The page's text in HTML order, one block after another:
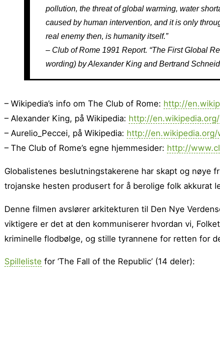
pollution, the threat of global warming, water
caused by human intervention, and it is only
real enemy then, is humanity itself.”
– Club of Rome 1991 Report. “The First Global
wording) by Alexander King and Bertrand
– Wikipedia’s info om The Club of Rome: http://
– Alexander King, på Wikipedia: http://
– Aurelio_Peccei, på Wikipedia: http://en.wikipedia.org/
– The Club of Rome’s egne hjemmesider: http://
Globalistenes beslutningstakerene har skapt og nøye
trojanske hesten produsert for å berolige folk akkurat
Denne filmen avslører arkitekturen til Den Nye
viktigere er det at den kommuniserer hvordan vi,
kriminelle flodbølge, og stille tyrannene for retten for
Spilleliste for ‘The Fall of the Republic’ (14 deler):